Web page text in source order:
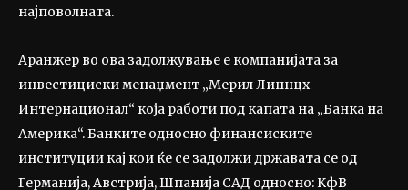
најповолната.
Аранжер во ова задолжување е компанијата за
инвестициски менаџмент „Мерил Линнцх
Интернационал“ која работи под капата на „Банка на
Америка“. Банките односно финансиските
институции кај кои ќе се задолжи државата се од
Германија, Австрија, Шпанија САД односно: КфВ